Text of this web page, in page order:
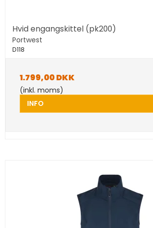
Hvid engangskittel (pk200)
Portwest
D118
1.799,00 DKK
(inkl. moms)
INFO